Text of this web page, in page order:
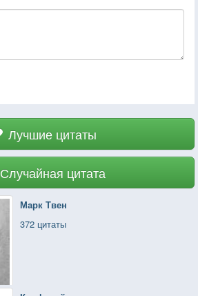
Лучшие цитаты
Случайная цитата
Марк Твен
372 цитаты